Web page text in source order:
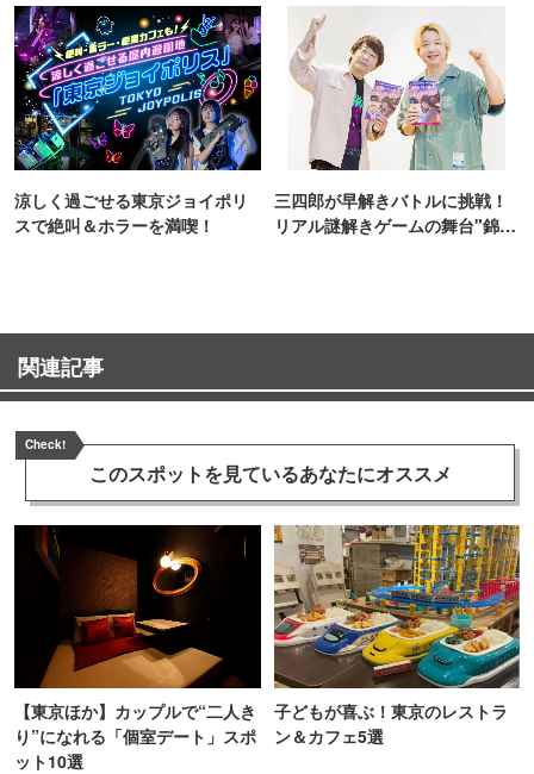
涼しく過ごせる東京ジョイポリ
スで絶叫＆ホラーを満喫！
三四郎が早解きバトルに挑戦！
リアル謎解きゲームの舞台"錦糸
関連記事
Check!
このスポットを見ているあなたにオススメ
【東京ほか】カップルで“二人き
り”になれる「個室デート」スポ
ット10選
子どもが喜ぶ！東京のレストラ
ン＆カフェ5選